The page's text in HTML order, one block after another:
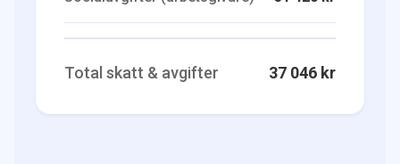
Total skatt & avgifter 37 046 kr